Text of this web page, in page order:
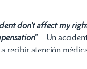
don’t affect my
– Un
recibir atención